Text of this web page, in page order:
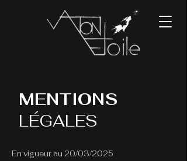
MENTIONS
LÉGALES
​En vigueur au 20/03/2025